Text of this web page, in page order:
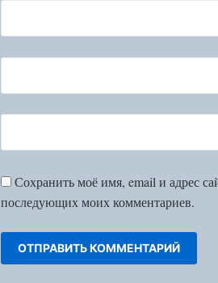
Сохранить моё имя, email и адрес
последующих моих комментариев.